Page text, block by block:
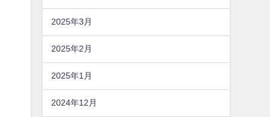
2025年3月
2025年2月
2025年1月
2024年12月